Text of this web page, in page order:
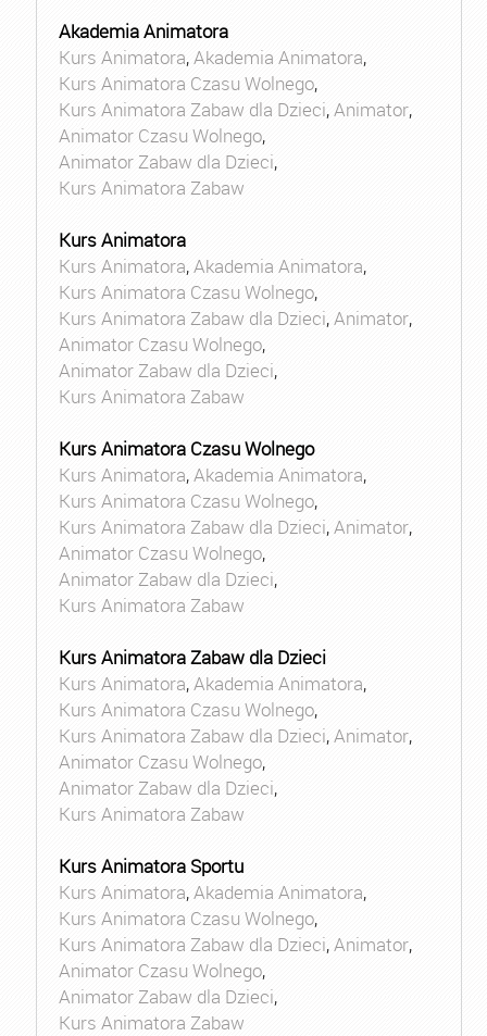
Akademia Animatora
Kurs Animatora,Akademia Animatora,
Kurs Animatora Czasu Wolnego,
Kurs Animatora Zabaw dla Dzieci,Animator,
Animator Czasu Wolnego,
Animator Zabaw dla Dzieci,
Kurs Animatora Zabaw
Kurs Animatora
Kurs Animatora,Akademia Animatora,
Kurs Animatora Czasu Wolnego,
Kurs Animatora Zabaw dla Dzieci,Animator,
Animator Czasu Wolnego,
Animator Zabaw dla Dzieci,
Kurs Animatora Zabaw
Kurs Animatora Czasu Wolnego
Kurs Animatora,Akademia Animatora,
Kurs Animatora Czasu Wolnego,
Kurs Animatora Zabaw dla Dzieci,Animator,
Animator Czasu Wolnego,
Animator Zabaw dla Dzieci,
Kurs Animatora Zabaw
Kurs Animatora Zabaw dla Dzieci
Kurs Animatora,Akademia Animatora,
Kurs Animatora Czasu Wolnego,
Kurs Animatora Zabaw dla Dzieci,Animator,
Animator Czasu Wolnego,
Animator Zabaw dla Dzieci,
Kurs Animatora Zabaw
Kurs Animatora Sportu
Kurs Animatora,Akademia Animatora,
Kurs Animatora Czasu Wolnego,
Kurs Animatora Zabaw dla Dzieci,Animator,
Animator Czasu Wolnego,
Animator Zabaw dla Dzieci,
Kurs Animatora Zabaw